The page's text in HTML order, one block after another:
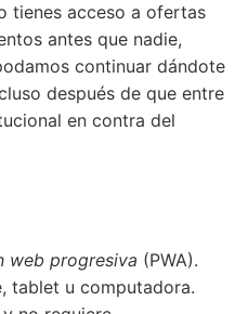
tienes acceso a ofertas
antes que nadie,
continuar dándote
después de que entre
en contra del
web progresiva (PWA).
tablet u computadora.